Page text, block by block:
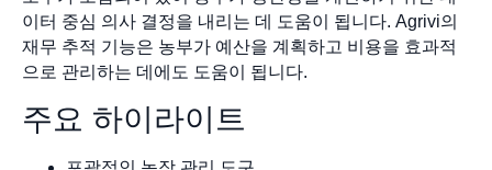
이터 중심 의사 결정을 내리는 데 도움이 됩니다. Agrivi의
재무 추적 기능은 농부가 예산을 계획하고 비용을 효과적
으로 관리하는 데에도 도움이 됩니다.
주요 하이라이트